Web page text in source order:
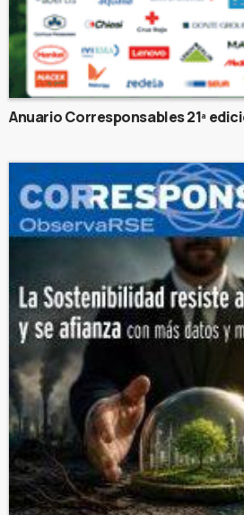
Anuario Corresponsables 21ª